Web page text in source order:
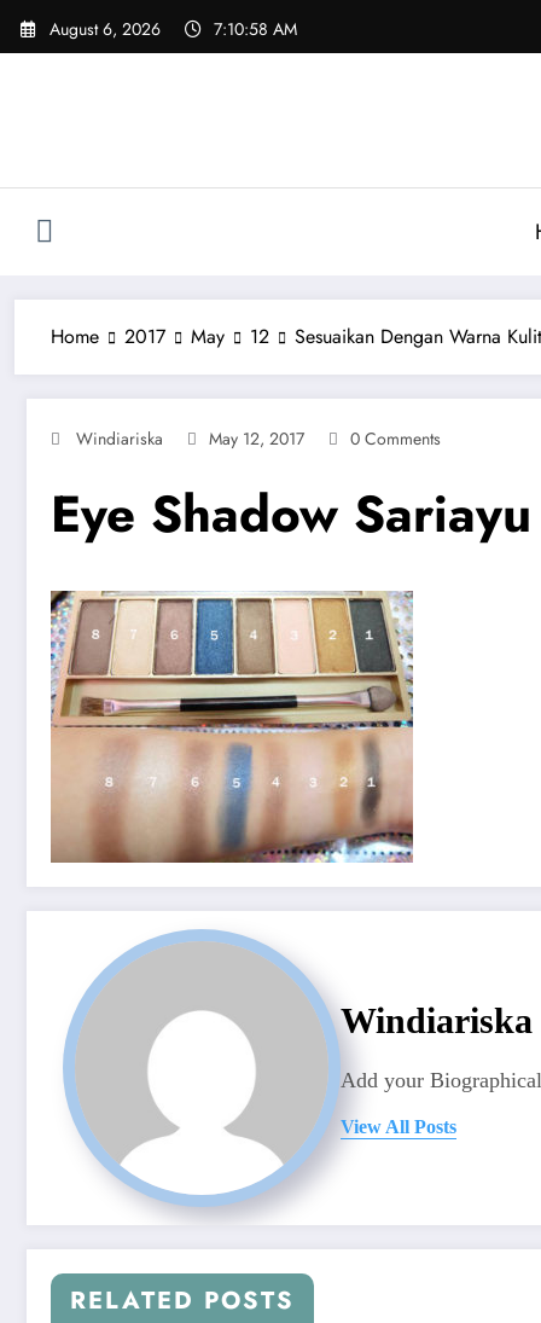
Skip
August 6, 2026 7:10:59 AM
Home 2017 May 12 Sesuaikan Dengan Warna
Windiariska May 12, 2017 0 Comments
Eye Shadow Sariayu
Windiariska
Add your
View All Posts
RELATED POSTS